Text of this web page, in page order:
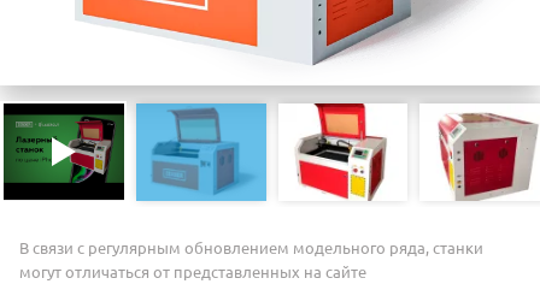
В связи с регулярным обновлением модельного ряда, станки
могут отличаться от представленных на сайте